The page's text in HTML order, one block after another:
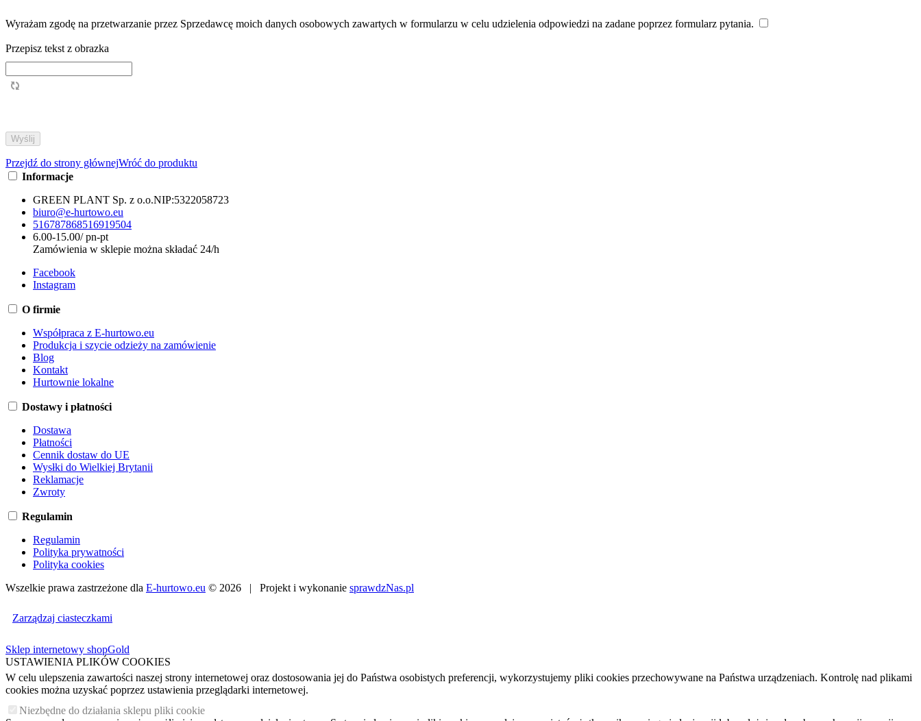
Wyrażam zgodę na przetwarzanie przez Sprzedawcę moich danych osobowych zawartych w formularzu w celu udzielenia odpowiedzi na zadane poprzez formularz pytania.
Przepisz tekst z obrazka
Przejdź do strony głównejWróć do produktu
Informacje
GREEN PLANT Sp. z o.o.NIP:5322058723
biuro@e-hurtowo.eu
516787868516919504
6.00-15.00/ pn-pt
Zamówienia w sklepie można składać 24/h
Facebook
Instagram
O firmie
Współpraca z E-hurtowo.eu
Produkcja i szycie odzieży na zamówienie
Blog
Kontakt
Hurtownie lokalne
Dostawy i płatności
Dostawa
Płatności
Cennik dostaw do UE
Wysłki do Wielkiej Brytanii
Reklamacje
Zwroty
Regulamin
Regulamin
Polityka prywatności
Polityka cookies
Wszelkie prawa zastrzeżone dla E-hurtowo.eu © 2026 | Projekt i wykonanie sprawdzNas.pl
Zarządzaj ciasteczkami
Sklep internetowy shopGold
USTAWIENIA PLIKÓW COOKIES
W celu ulepszenia zawartości naszej strony internetowej oraz dostosowania jej do Państwa osobistych preferencji, wykorzystujemy pliki cookies przechowywane na Państwa urządzeniach. Kontrolę nad plikami
cookies można uzyskać poprzez ustawienia przeglądarki internetowej.
Niezbędne do działania sklepu pliki cookie